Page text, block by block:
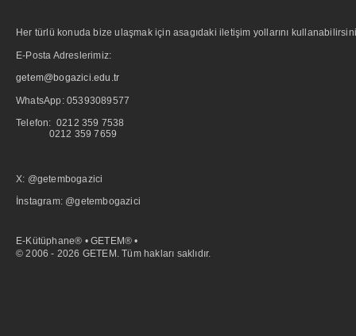
Her türlü konuda bize ulaşmak için asagıdaki iletişim yollarını
E-Posta Adreslerimiz:
getem@bogazici.edu.tr
WhatsApp: 05393089577
Telefon: 0212 359 7538
0212 359 7659
X: @getembogazici
İnstagram: @getembogazici
E-Kütüphane® • GETEM® •
© 2006 - 2026 GETEM. Tüm hakları saklıdır.